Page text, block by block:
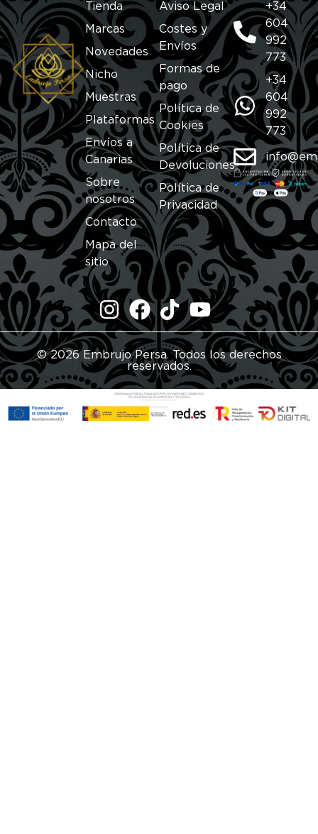
Tienda
Marcas
Novedades
Nicho
Muestras
Plataformas
Envíos a
Canarias
Sobre
nosotros
Contacto
Mapa del
sitio
Aviso Legal
Costes y
Envíos
Formas de
pago
Política de
Cookies
Política de
Devoluciones
Política de
Privacidad
+34
604
992
773
+34
604
992
773
© 2026 Embrujo Persa. Todos los derechos
reservados.